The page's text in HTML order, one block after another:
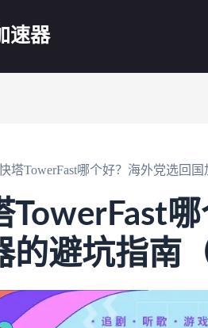
速器
塔TowerFast哪个好？海外党选回
TowerFast
的避坑指南